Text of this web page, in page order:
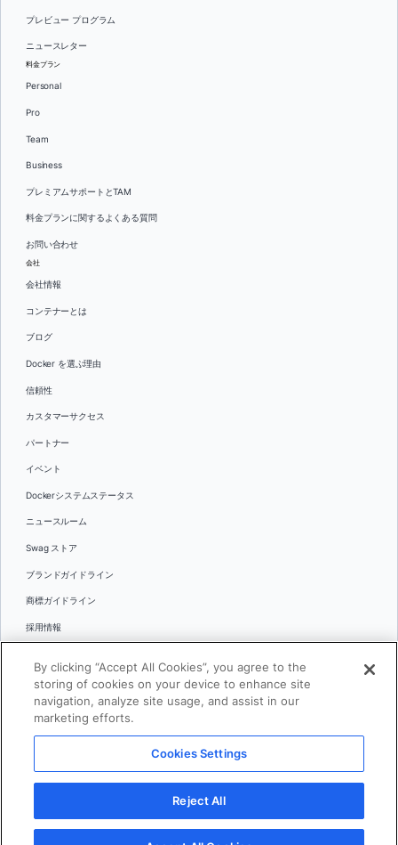
プレビュー プログラム
ニュースレター
料金プラン
Personal
Pro
Team
Business
プレミアムサポートとTAM
料金プランに関するよくある質問
お問い合わせ
会社
会社情報
コンテナーとは
ブログ
Docker を選ぶ理由
信頼性
カスタマーサクセス
パートナー
イベント
Dockerシステムステータス
ニュースルーム
Swag ストア
ブランドガイドライン
商標ガイドライン
採用情報
言語
日本語
© 2026 Docker Inc.全著作権所有
利用規約(英語)
プライバシー
Cookies Settings
By clicking “Accept All Cookies”, you agree to the
storing of cookies on your device to enhance site
navigation, analyze site usage, and assist in our
marketing efforts.
Cookies Settings
Reject All